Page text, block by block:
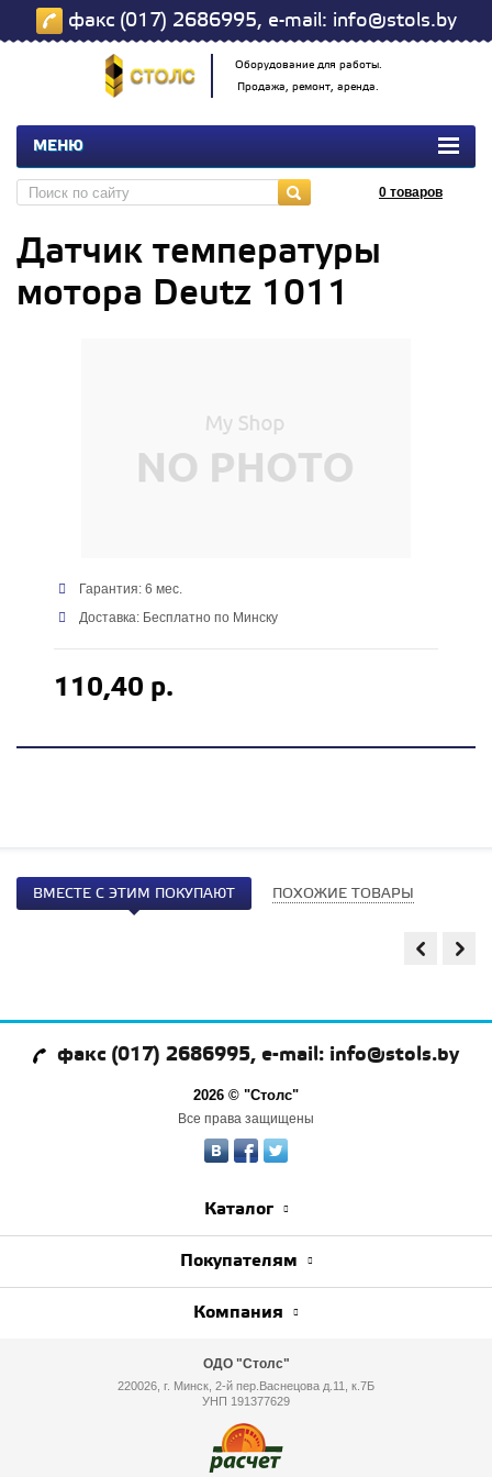
факс (017) 2686995, e-mail: info@stols.by
Оборудование для работы.
Продажа, ремонт, аренда.
МЕНЮ
0 товаров
Датчик температуры
мотора Deutz 1011
Гарантия: 6 мес.
Доставка: Бесплатно по Минску
110,40 р.
ВМЕСТЕ С ЭТИМ ПОКУПАЮТ ПОХОЖИЕ ТОВАРЫ
факс (017) 2686995, e-mail: info@stols.by
2026 © "Столс"
Все права защищены
Каталог
Покупателям
Компания
ОДО "Столс"
220026, г. Минск, 2-й пер.Васнецова д.11, к.7Б
УНП 191377629